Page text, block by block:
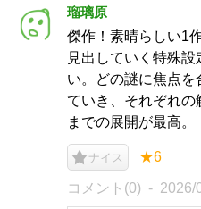
瑠璃原
傑作！素晴らしい1
見出していく特殊
い。どの謎に焦点
ていき、それぞれの
までの展開が最高。
ナイス ★6
コメント(0) 2026/